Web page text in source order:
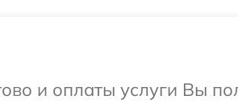
и оплаты услуги Вы